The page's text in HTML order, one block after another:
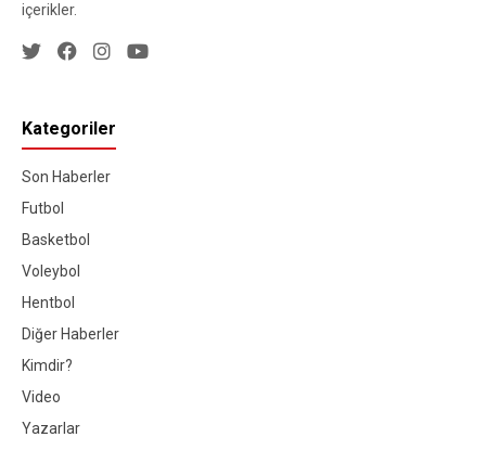
içerikler.
Kategoriler
Son Haberler
Futbol
Basketbol
Voleybol
Hentbol
Diğer Haberler
Kimdir?
Video
Yazarlar